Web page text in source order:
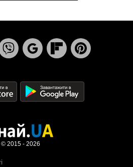
© 2015 - 2026